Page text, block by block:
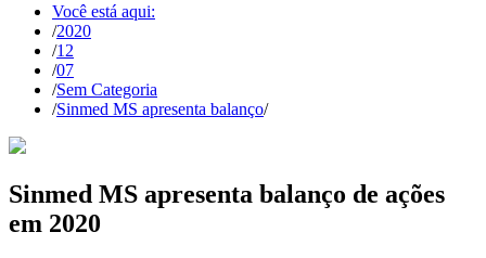
Você está aqui:
/2020
/12
/07
/Sem Categoria
/Sinmed MS apresenta balanço/
Sinmed MS apresenta balanço de ações
em 2020